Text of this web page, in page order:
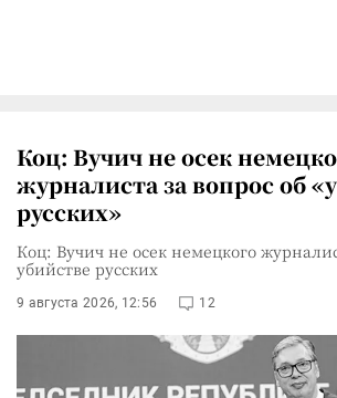
Коц: Вучич не осек
журналиста за вопрос об
русских»
Коц: Вучич не осек немецкого
убийстве русских
9 августа 2026, 12:56 12